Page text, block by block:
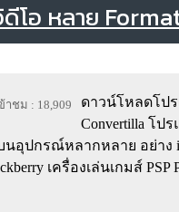
โอ หลาย
าชม : 18,909
ดาวน์โหลดโป
Convertilla โป
อุปกรณ์หลากหลาย อย่าง
เครื่องเล่นเกมส์ PSP